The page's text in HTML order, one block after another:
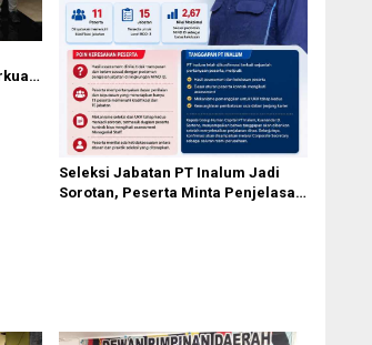
Seleksi Jabatan PT Inalum Jadi
Sorotan, Peserta Minta Penjelasan